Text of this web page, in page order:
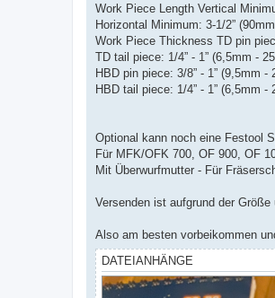
Work Piece Length Vertical
Horizontal Minimum: 3-1/2”
Work Piece Thickness TD pin
TD tail piece: 1/4” - 1” (6,5mm -
HBD pin piece: 3/8” - 1” (9,5mm -
HBD tail piece: 1/4” - 1” (6,5mm -
Optional kann noch eine Festool
Für MFK/OFK 700, OF 900, OF
Mit Überwurfmutter - Für
Versenden ist aufgrund der
Also am besten vorbeikommen
DATEIANHÄNGE